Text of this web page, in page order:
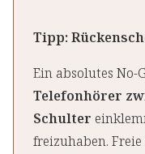
Tipp:
Ein absolutes No-
Telefonhörer
Schulter
freizuhaben.